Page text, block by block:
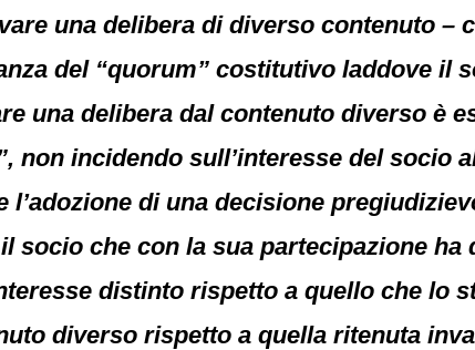
una delibera di diverso contenuto –
del “quorum” costitutivo laddove il
una delibera dal contenuto diverso è
non incidendo sull’interesse del socio
l’adozione di una decisione
socio che con la sua partecipazione
distinto rispetto a quello che lo
diverso rispetto a quella ritenuta